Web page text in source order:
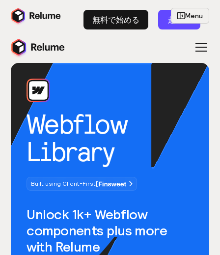
無料で始める 起動
Webflow
Library
Built using Client-First
Unlock 1k+ Webflow
components plus more
with Relume
Menu